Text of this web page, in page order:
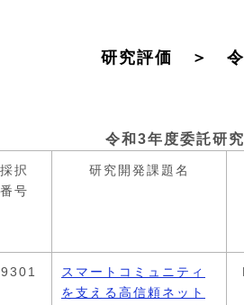
研究評価 ＞ 令
令和3年度委託研
採択
番号
研究開発課題名
スマートコミュニティ
を支える高信頼ネット